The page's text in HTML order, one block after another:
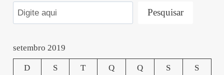
Pesquisar
setembro 2019
D S T Q Q S S